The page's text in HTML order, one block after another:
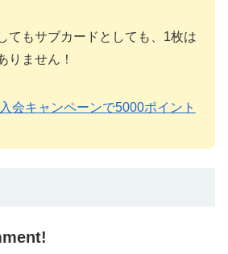
てもサブカードとしても、1枚は
りません！
会キャンペーンで5000ポイント